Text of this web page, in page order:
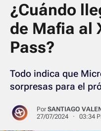
¿Cuándo
de Mafia al
Pass?
Todo indica que
sorpresas para el
PorSANTIAGO
27/07/2024 · 03:34